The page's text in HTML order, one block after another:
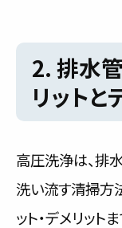
2. 排水
リット
高圧洗浄は、排
洗い流す清掃方
ット・デメリット